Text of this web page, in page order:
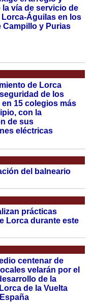
la vía de servicio de
Lorca-Águilas en los
Campillo y Purias
de Lorca
de los
15 colegios más
con la
de sus
eléctricas
del balneario
prácticas
Lorca durante este
centenar de
velarán por el
de la
de la Vuelta